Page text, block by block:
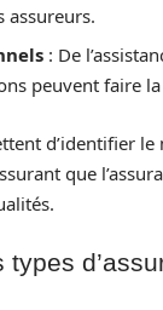
assureurs.
: De
peuvent faire
d’identifier
que
types